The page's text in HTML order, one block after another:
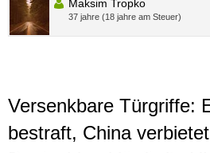
Maksim Tropko
37 jahre (18 jahre am Steuer)
Versenkbare Türgriffe:
bestraft, China